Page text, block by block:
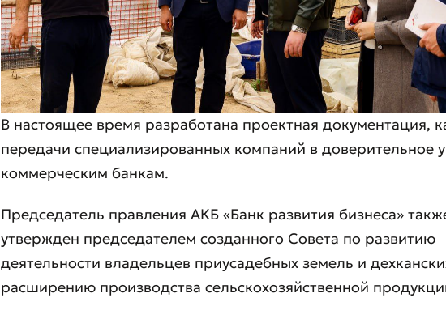
В настоящее время разработана проектная документация,
передачи специализированных компаний в доверительное
коммерческим банкам.
Председатель правления АКБ «Банк развития бизнеса»
утвержден председателем созданного Совета по развитию
деятельности владельцев приусадебных земель и
расширению производства сельскохозяйственной